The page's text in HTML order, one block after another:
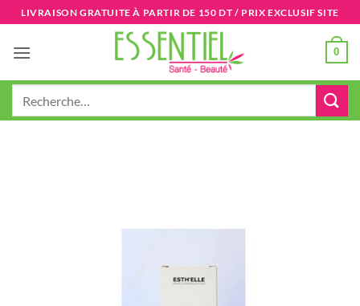
Passer
au
contenu
LIVRAISON GRATUITE À PARTIR DE 150 DT / PRIX EXCLUSIF SITE
0